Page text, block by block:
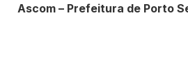
Ascom – Prefeitura de Porto